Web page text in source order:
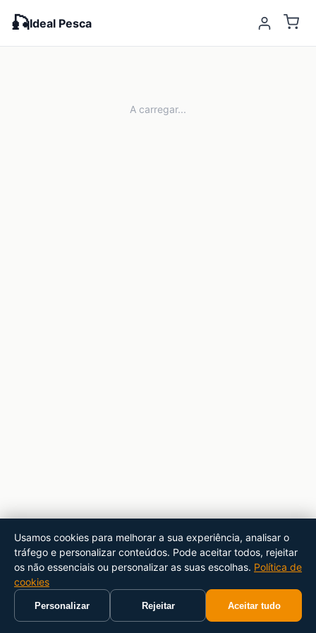
🎣Ideal Pesca
A carregar...
Usamos cookies para melhorar a sua experiência, analisar o
tráfego e personalizar conteúdos. Pode aceitar todos, rejeitar
os não essenciais ou personalizar as suas escolhas. Política de
cookies
Personalizar Rejeitar Aceitar tudo